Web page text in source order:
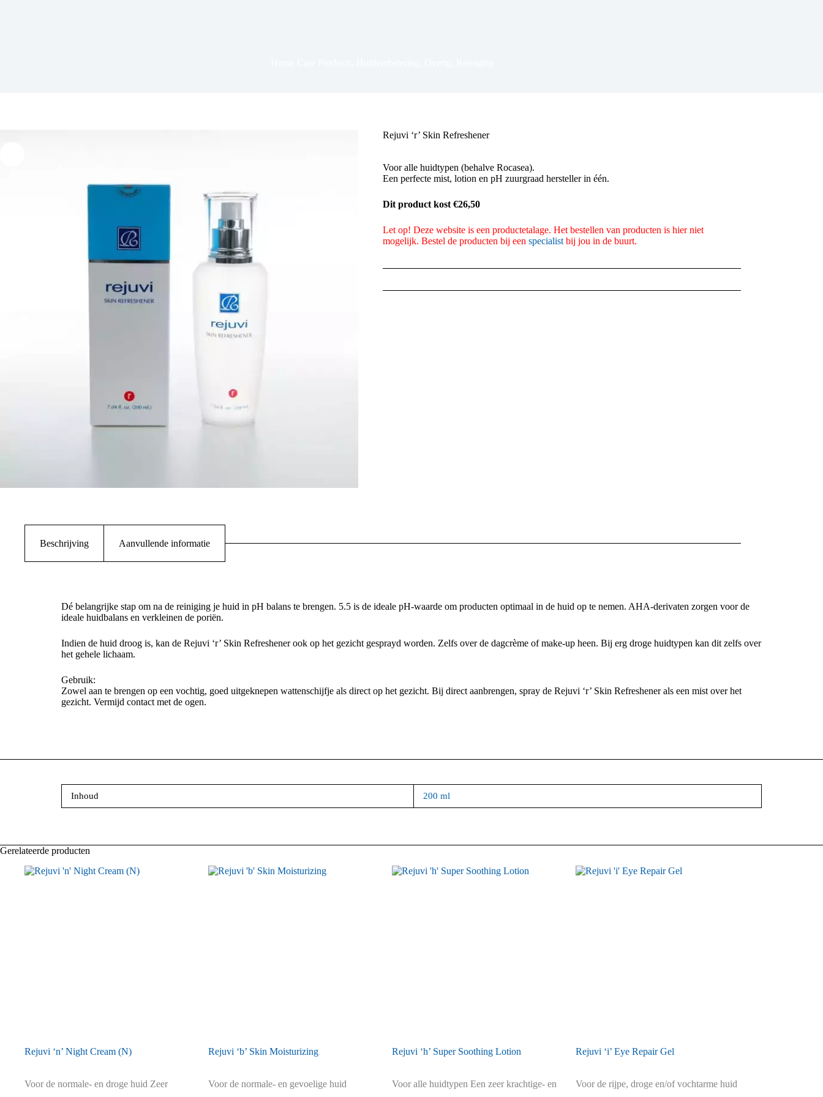
Rejuvi ‘r’ Skin Refreshener
Voor alle huidtypen (behalve Rocasea).
Een perfecte mist, lotion en pH zuurgraad hersteller in één.
Dit product kost €26,50
Let op! Deze website is een productetalage. Het bestellen van producten is hier niet
mogelijk. Bestel de producten bij een specialistbij jou in de buurt.
Beschrijving Aanvullende informatie
Dé belangrijke stap om na de reiniging je huid in pH balans te brengen. 5.5 is de ideale pH-waarde om producten optimaal in de huid op te nemen. AHA-derivaten zorgen voor de
ideale huidbalans en verkleinen de poriën.
Indien de huid droog is, kan de Rejuvi ‘r’ Skin Refreshener ook op het gezicht gesprayd worden. Zelfs over de dagcrème of make-up heen. Bij erg droge huidtypen kan dit zelfs over
het gehele lichaam.
Gebruik:
Zowel aan te brengen op een vochtig, goed uitgeknepen wattenschijfje als direct op het gezicht. Bij direct aanbrengen, spray de Rejuvi ‘r’ Skin Refreshener als een mist over het
gezicht. Vermijd contact met de ogen.
Inhoud 200 ml
Gerelateerde producten
Rejuvi ‘n’ Night Cream (N)
Voor de normale- en droge huid Zeer
Rejuvi ‘b’ Skin Moisturizing
Voor de normale- en gevoelige huid
Rejuvi ‘h’ Super Soothing Lotion
Voor alle huidtypen Een zeer krachtige- en
Rejuvi ‘i’ Eye Repair Gel
Voor de rijpe, droge en/of vochtarme huid